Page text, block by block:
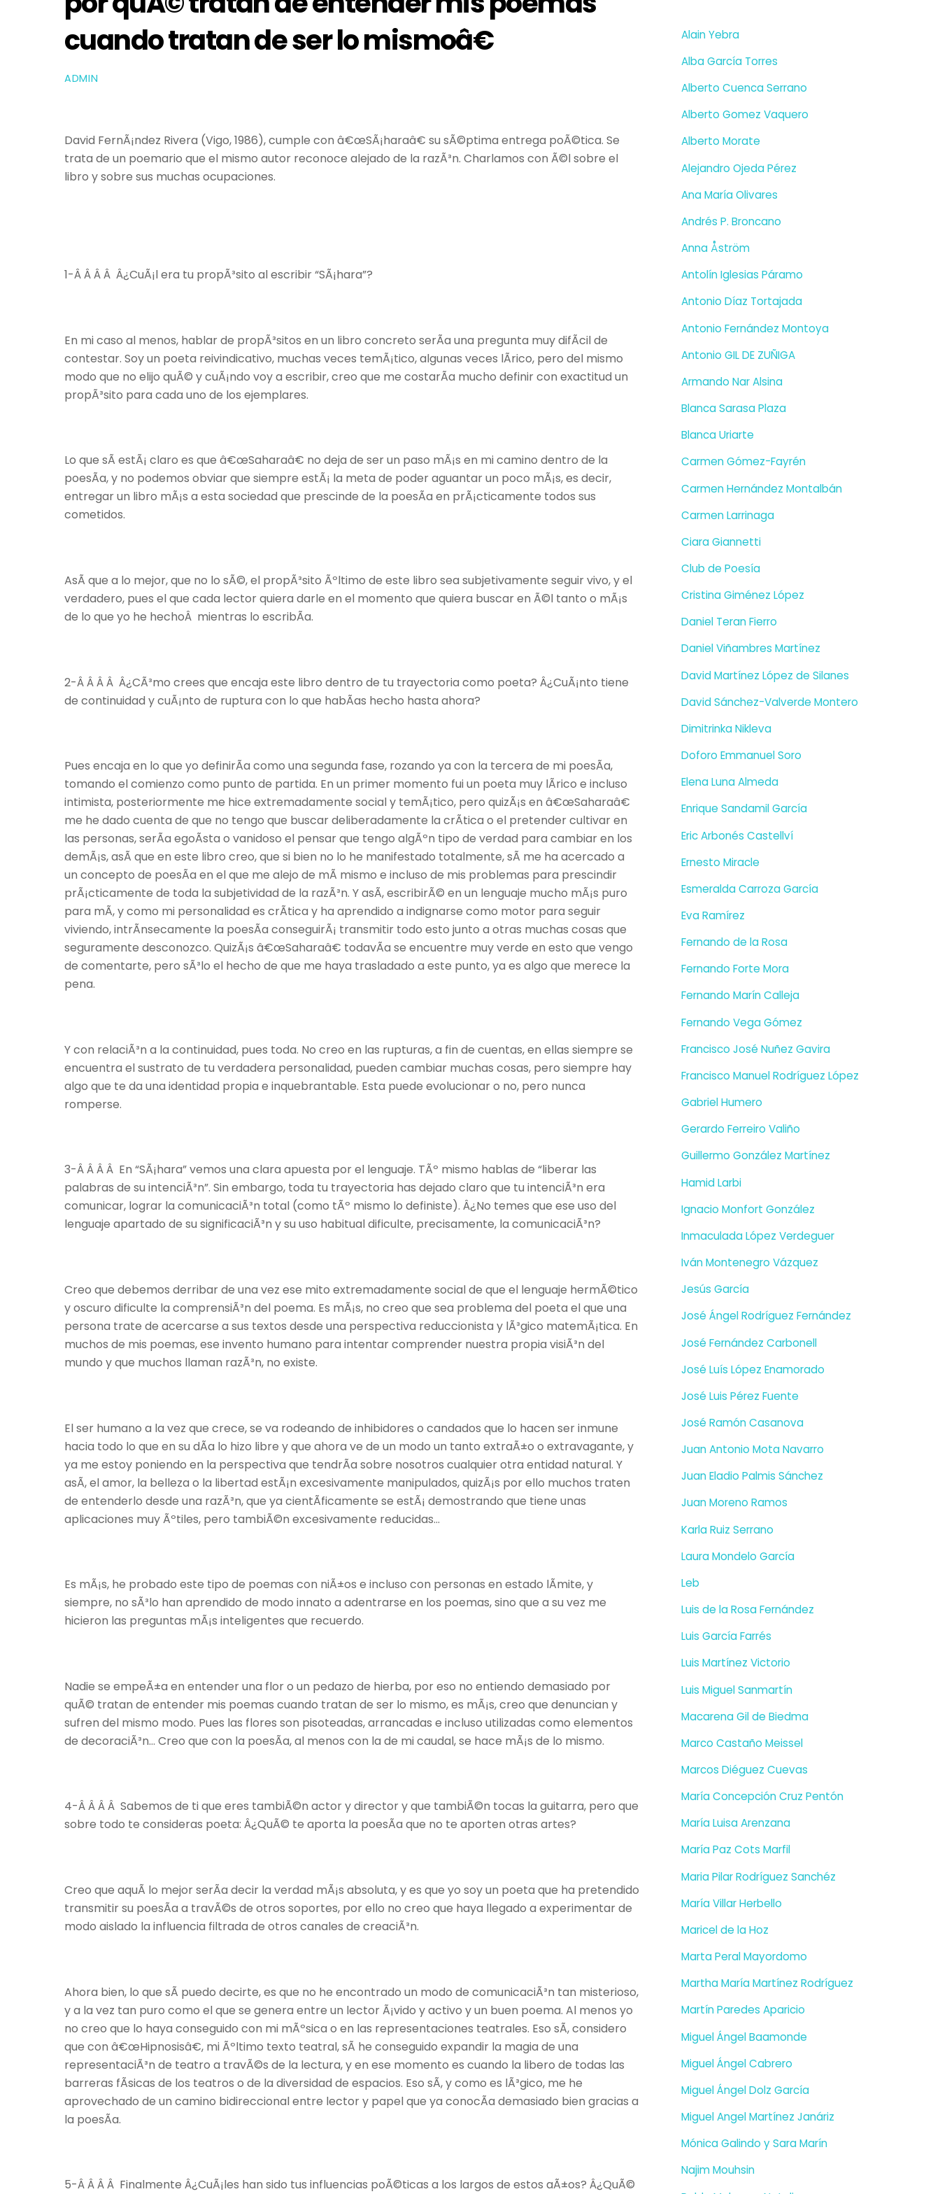
cuando tratan de ser lo mismoâ€
ADMIN
David FernÃ¡ndez Rivera (Vigo, 1986), cumple con â€œSÃ¡haraâ€ su sÃ©ptima entrega poÃ©tica. Se
trata de un poemario que el mismo autor reconoce alejado de la razÃ³n. Charlamos con Ã©l sobre el
libro y sobre sus muchas ocupaciones.
1-Â Â Â Â Â¿CuÃ¡l era tu propÃ³sito al escribir “SÃ¡hara”?
En mi caso al menos, hablar de propÃ³sitos en un libro concreto serÃ­a una pregunta muy difÃ­cil de
contestar. Soy un poeta reivindicativo, muchas veces temÃ¡tico, algunas veces lÃ­rico, pero del mismo
modo que no elijo quÃ© y cuÃ¡ndo voy a escribir, creo que me costarÃ­a mucho definir con exactitud un
propÃ³sito para cada uno de los ejemplares.
Lo que sÃ­ estÃ¡ claro es que â€œSaharaâ€ no deja de ser un paso mÃ¡s en mi camino dentro de la
poesÃ­a, y no podemos obviar que siempre estÃ¡ la meta de poder aguantar un poco mÃ¡s, es decir,
entregar un libro mÃ¡s a esta sociedad que prescinde de la poesÃ­a en prÃ¡cticamente todos sus
cometidos.
AsÃ­ que a lo mejor, que no lo sÃ©, el propÃ³sito Ãºltimo de este libro sea subjetivamente seguir vivo, y el
verdadero, pues el que cada lector quiera darle en el momento que quiera buscar en Ã©l tanto o mÃ¡s
de lo que yo he hechoÂ mientras lo escribÃ­a.
2-Â Â Â Â Â¿CÃ³mo crees que encaja este libro dentro de tu trayectoria como poeta? Â¿CuÃ¡nto tiene
de continuidad y cuÃ¡nto de ruptura con lo que habÃ­as hecho hasta ahora?
Pues encaja en lo que yo definirÃ­a como una segunda fase, rozando ya con la tercera de mi poesÃ­a,
tomando el comienzo como punto de partida. En un primer momento fui un poeta muy lÃ­rico e incluso
intimista, posteriormente me hice extremadamente social y temÃ¡tico, pero quizÃ¡s en â€œSaharaâ€
me he dado cuenta de que no tengo que buscar deliberadamente la crÃ­tica o el pretender cultivar en
las personas, serÃ­a egoÃ­sta o vanidoso el pensar que tengo algÃºn tipo de verdad para cambiar en los
demÃ¡s, asÃ­ que en este libro creo, que si bien no lo he manifestado totalmente, sÃ­ me ha acercado a
un concepto de poesÃ­a en el que me alejo de mÃ­ mismo e incluso de mis problemas para prescindir
prÃ¡cticamente de toda la subjetividad de la razÃ³n. Y asÃ­, escribirÃ© en un lenguaje mucho mÃ¡s puro
para mÃ­, y como mi personalidad es crÃ­tica y ha aprendido a indignarse como motor para seguir
viviendo, intrÃ­nsecamente la poesÃ­a conseguirÃ¡ transmitir todo esto junto a otras muchas cosas que
seguramente desconozco. QuizÃ¡s â€œSaharaâ€ todavÃ­a se encuentre muy verde en esto que vengo
de comentarte, pero sÃ³lo el hecho de que me haya trasladado a este punto, ya es algo que merece la
pena.
Y con relaciÃ³n a la continuidad, pues toda. No creo en las rupturas, a fin de cuentas, en ellas siempre se
encuentra el sustrato de tu verdadera personalidad, pueden cambiar muchas cosas, pero siempre hay
algo que te da una identidad propia e inquebrantable. Esta puede evolucionar o no, pero nunca
romperse.
3-Â Â Â Â En “SÃ¡hara” vemos una clara apuesta por el lenguaje. TÃº mismo hablas de “liberar las
palabras de su intenciÃ³n”. Sin embargo, toda tu trayectoria has dejado claro que tu intenciÃ³n era
comunicar, lograr la comunicaciÃ³n total (como tÃº mismo lo definiste). Â¿No temes que ese uso del
lenguaje apartado de su significaciÃ³n y su uso habitual dificulte, precisamente, la comunicaciÃ³n?
Creo que debemos derribar de una vez ese mito extremadamente social de que el lenguaje hermÃ©tico
y oscuro dificulte la comprensiÃ³n del poema. Es mÃ¡s, no creo que sea problema del poeta el que una
persona trate de acercarse a sus textos desde una perspectiva reduccionista y lÃ³gico matemÃ¡tica. En
muchos de mis poemas, ese invento humano para intentar comprender nuestra propia visiÃ³n del
mundo y que muchos llaman razÃ³n, no existe.
El ser humano a la vez que crece, se va rodeando de inhibidores o candados que lo hacen ser inmune
hacia todo lo que en su dÃ­a lo hizo libre y que ahora ve de un modo un tanto extraÃ±o o extravagante, y
ya me estoy poniendo en la perspectiva que tendrÃ­a sobre nosotros cualquier otra entidad natural. Y
asÃ­, el amor, la belleza o la libertad estÃ¡n excesivamente manipulados, quizÃ¡s por ello muchos traten
de entenderlo desde una razÃ³n, que ya cientÃ­ficamente se estÃ¡ demostrando que tiene unas
aplicaciones muy Ãºtiles, pero tambiÃ©n excesivamente reducidas…
Es mÃ¡s, he probado este tipo de poemas con niÃ±os e incluso con personas en estado lÃ­mite, y
siempre, no sÃ³lo han aprendido de modo innato a adentrarse en los poemas, sino que a su vez me
hicieron las preguntas mÃ¡s inteligentes que recuerdo.
Nadie se empeÃ±a en entender una flor o un pedazo de hierba, por eso no entiendo demasiado por
quÃ© tratan de entender mis poemas cuando tratan de ser lo mismo, es mÃ¡s, creo que denuncian y
sufren del mismo modo. Pues las flores son pisoteadas, arrancadas e incluso utilizadas como elementos
de decoraciÃ³n… Creo que con la poesÃ­a, al menos con la de mi caudal, se hace mÃ¡s de lo mismo.
4-Â Â Â Â Sabemos de ti que eres tambiÃ©n actor y director y que tambiÃ©n tocas la guitarra, pero que
sobre todo te consideras poeta: Â¿QuÃ© te aporta la poesÃ­a que no te aporten otras artes?
Creo que aquÃ­ lo mejor serÃ­a decir la verdad mÃ¡s absoluta, y es que yo soy un poeta que ha pretendido
transmitir su poesÃ­a a travÃ©s de otros soportes, por ello no creo que haya llegado a experimentar de
modo aislado la influencia filtrada de otros canales de creaciÃ³n.
Ahora bien, lo que sÃ­ puedo decirte, es que no he encontrado un modo de comunicaciÃ³n tan misterioso,
y a la vez tan puro como el que se genera entre un lector Ã¡vido y activo y un buen poema. Al menos yo
no creo que lo haya conseguido con mi mÃºsica o en las representaciones teatrales. Eso sÃ­, considero
que con â€œHipnosisâ€, mi Ãºltimo texto teatral, sÃ­ he conseguido expandir la magia de una
representaciÃ³n de teatro a travÃ©s de la lectura, y en ese momento es cuando la libero de todas las
barreras fÃ­sicas de los teatros o de la diversidad de espacios. Eso sÃ­, y como es lÃ³gico, me he
aprovechado de un camino bidireccional entre lector y papel que ya conocÃ­a demasiado bien gracias a
la poesÃ­a.
5-Â Â Â Â Finalmente Â¿CuÃ¡les han sido tus influencias poÃ©ticas a los largos de estos aÃ±os? Â¿QuÃ©
Alain Yebra
Alba García Torres
Alberto Cuenca Serrano
Alberto Gomez Vaquero
Alberto Morate
Alejandro Ojeda Pérez
Ana María Olivares
Andrés P. Broncano
Anna Åström
Antolín Iglesias Páramo
Antonio Díaz Tortajada
Antonio Fernández Montoya
Antonio GIL DE ZUÑIGA
Armando Nar Alsina
Blanca Sarasa Plaza
Blanca Uriarte
Carmen Gómez-Fayrén
Carmen Hernández Montalbán
Carmen Larrinaga
Ciara Giannetti
Club de Poesía
Cristina Giménez López
Daniel Teran Fierro
Daniel Viñambres Martínez
David Martínez López de Silanes
David Sánchez-Valverde Montero
Dimitrinka Nikleva
Doforo Emmanuel Soro
Elena Luna Almeda
Enrique Sandamil García
Eric Arbonés Castellví
Ernesto Miracle
Esmeralda Carroza García
Eva Ramírez
Fernando de la Rosa
Fernando Forte Mora
Fernando Marín Calleja
Fernando Vega Gómez
Francisco José Nuñez Gavira
Francisco Manuel Rodríguez López
Gabriel Humero
Gerardo Ferreiro Valiño
Guillermo González Martínez
Hamid Larbi
Ignacio Monfort González
Inmaculada López Verdeguer
Iván Montenegro Vázquez
Jesús García
José Ángel Rodríguez Fernández
José Fernández Carbonell
José Luís López Enamorado
José Luis Pérez Fuente
José Ramón Casanova
Juan Antonio Mota Navarro
Juan Eladio Palmis Sánchez
Juan Moreno Ramos
Karla Ruiz Serrano
Laura Mondelo García
Leb
Luis de la Rosa Fernández
Luis García Farrés
Luis Martínez Victorio
Luis Miguel Sanmartín
Macarena Gil de Biedma
Marco Castaño Meissel
Marcos Diéguez Cuevas
María Concepción Cruz Pentón
María Luisa Arenzana
María Paz Cots Marfil
Maria Pilar Rodríguez Sanchéz
María Villar Herbello
Maricel de la Hoz
Marta Peral Mayordomo
Martha María Martínez Rodríguez
Martín Paredes Aparicio
Miguel Ángel Baamonde
Miguel Ángel Cabrero
Miguel Ángel Dolz García
Miguel Angel Martínez Janáriz
Mónica Galindo y Sara Marín
Najim Mouhsin